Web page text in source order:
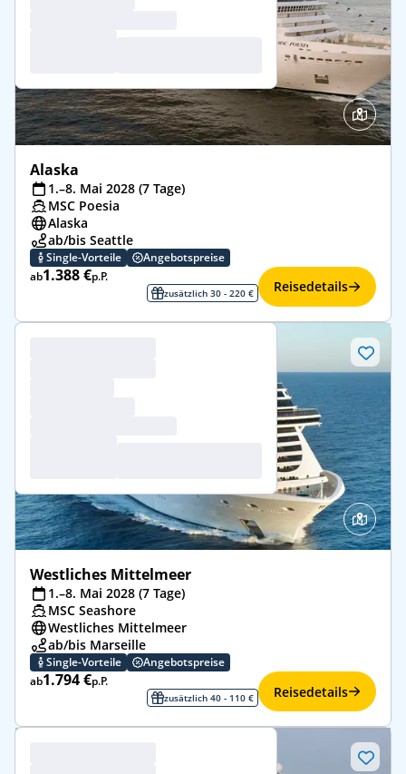
Alaska
1.–8. Mai 2028 (7 Tage)
MSC Poesia
Alaska
ab/bis Seattle
Single-Vorteile
Angebotspreise
ab1.388 €p.P.
zusätzlich 30 - 220 € Reisedetails
Westliches Mittelmeer
1.–8. Mai 2028 (7 Tage)
MSC Seashore
Westliches Mittelmeer
ab/bis Marseille
Single-Vorteile
Angebotspreise
ab1.794 €p.P.
zusätzlich 40 - 110 € Reisedetails